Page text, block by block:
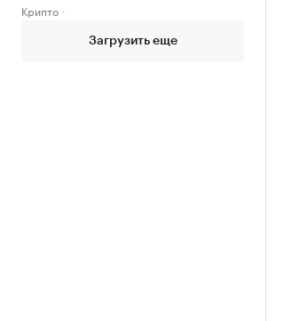
Крипто
Загрузить еще